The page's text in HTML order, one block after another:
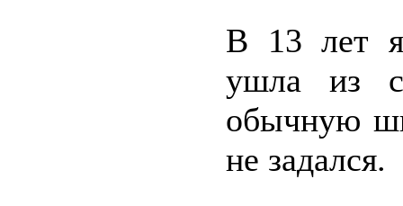
В 13 лет я
ушла из
обычную
не задался.